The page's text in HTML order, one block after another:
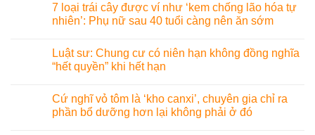
7 loại trái cây được ví như ‘kem chống lão hóa tự
nhiên’: Phụ nữ sau 40 tuổi càng nên ăn sớm
Luật sư: Chung cư có niên hạn không đồng nghĩa
“hết quyền” khi hết hạn
Cứ nghĩ vỏ tôm là ‘kho canxi’, chuyên gia chỉ ra
phần bổ dưỡng hơn lại không phải ở đó